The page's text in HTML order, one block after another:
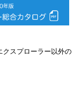
スプローラー以外の